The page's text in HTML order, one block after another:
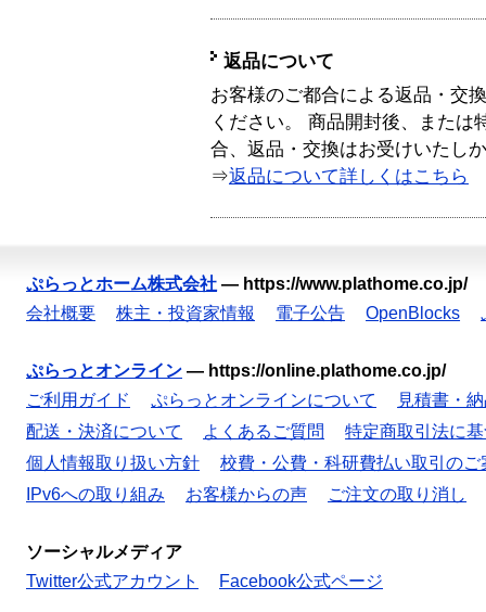
返品について
お客様のご都合による返品・交
ください。 商品開封後、または
合、返品・交換はお受けいたし
⇒返品について詳しくはこちら
ぷらっとホーム株式会社 — https://www.plathome.co.jp/
会社概要
株主・投資家情報 電子公告 OpenBlocks
ぷらっとオンライン — https://online.plathome.co.jp/
ご利用ガイド
ぷらっとオンラインについて
見積書・
配送・決済について
よくあるご質問
特定商取引法に
個人情報取り扱い方針
校費・公費・科研費払い取引のご
IPv6への取り組み
お客様からの声 ご注文の取り消し
ソーシャルメディア
Twitter公式アカウント
Facebook公式ページ